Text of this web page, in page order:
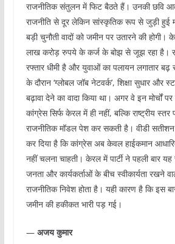
राजनीतिक संतुलन में फिट बैठते हैं। उनकी छवि
राजनीति से दूर लेकिन सांस्कृतिक रूप से जुड़ी हुई
बड़ी चुनौती वादों को जमीन पर उतारने की
लाख करोड़ रुपये के कर्ज के बोझ से जूझ रहा है।
रफ्तार धीमी है और युवाओं का पलायन लगातार
के दौरान ‘ग्लोबल जॉब नेटवर्क’, शिक्षा सुधार और
बढ़ावा देने का वादा किया था। अगर वे इन मोर्चों
कांग्रेस सिर्फ केरल में ही नहीं, बल्कि राष्ट्रीय स्तर
राजनीतिक मॉडल पेश कर सकती है। वीडी
कर दिया है कि कांग्रेस अब केवल हाईकमान
नहीं चलना चाहती। केरल में पार्टी ने पहली बार यह
जनता और कार्यकर्ताओं के बीच स्वीकार्यता रखने
राजनीतिक निवेश होता है। यही कारण है कि इस
जमीन की हकीकत भारी पड़ गई।
— अजय कुमार